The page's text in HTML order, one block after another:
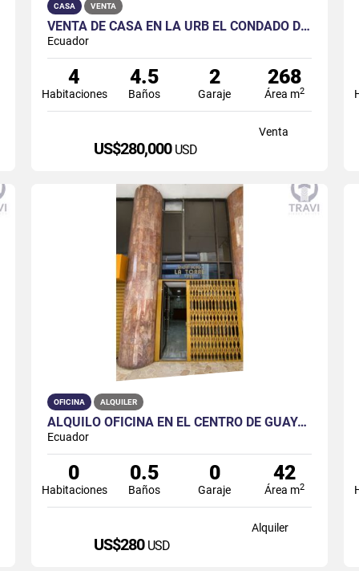
CASA VENTA
VENTA DE CASA EN LA URB EL CONDADO DE VICOLINCI - VÍA AURORA
Ecuador
4
Habitaciones
4.5
Baños
2
Garaje
268
Área m2
Venta
US$280,000 USD
OFICINA ALQUILER
ALQUILO OFICINA EN EL CENTRO DE GUAYAQUIL
Ecuador
0
Habitaciones
0.5
Baños
0
Garaje
42
Área m2
Alquiler
US$280 USD